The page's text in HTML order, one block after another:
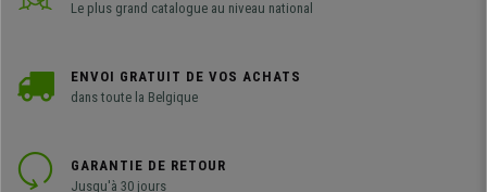
Le plus grand catalogue au niveau national
ENVOI GRATUIT DE VOS ACHATS
dans toute la Belgique
GARANTIE DE RETOUR
Jusqu'à 30 jours